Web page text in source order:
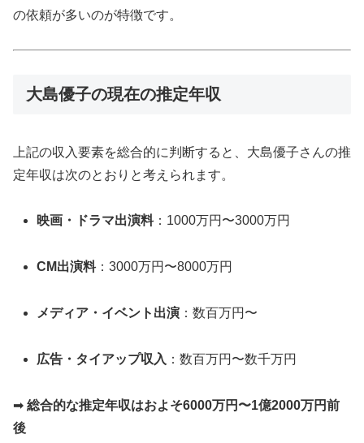
の依頼が多いのが特徴です。
大島優子の現在の推定年収
上記の収入要素を総合的に判断すると、大島優子さんの推
定年収は次のとおりと考えられます。
映画・ドラマ出演料：1000万円〜3000万円
CM出演料：3000万円〜8000万円
メディア・イベント出演 ：数百万円〜
広告・タイアップ収入 ：数百万円〜数千万円
➡ 総合的な推定年収はおよそ6000万円〜1億2000万円前
後